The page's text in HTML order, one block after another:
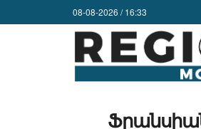
08-08-2026 / 16:33